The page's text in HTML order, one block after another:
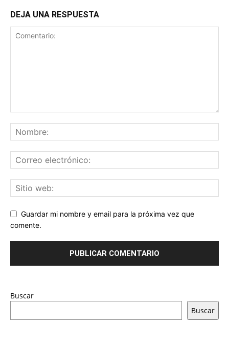
DEJA UNA RESPUESTA
Guardar mi nombre y email para la próxima vez que
comente.
Buscar
Buscar